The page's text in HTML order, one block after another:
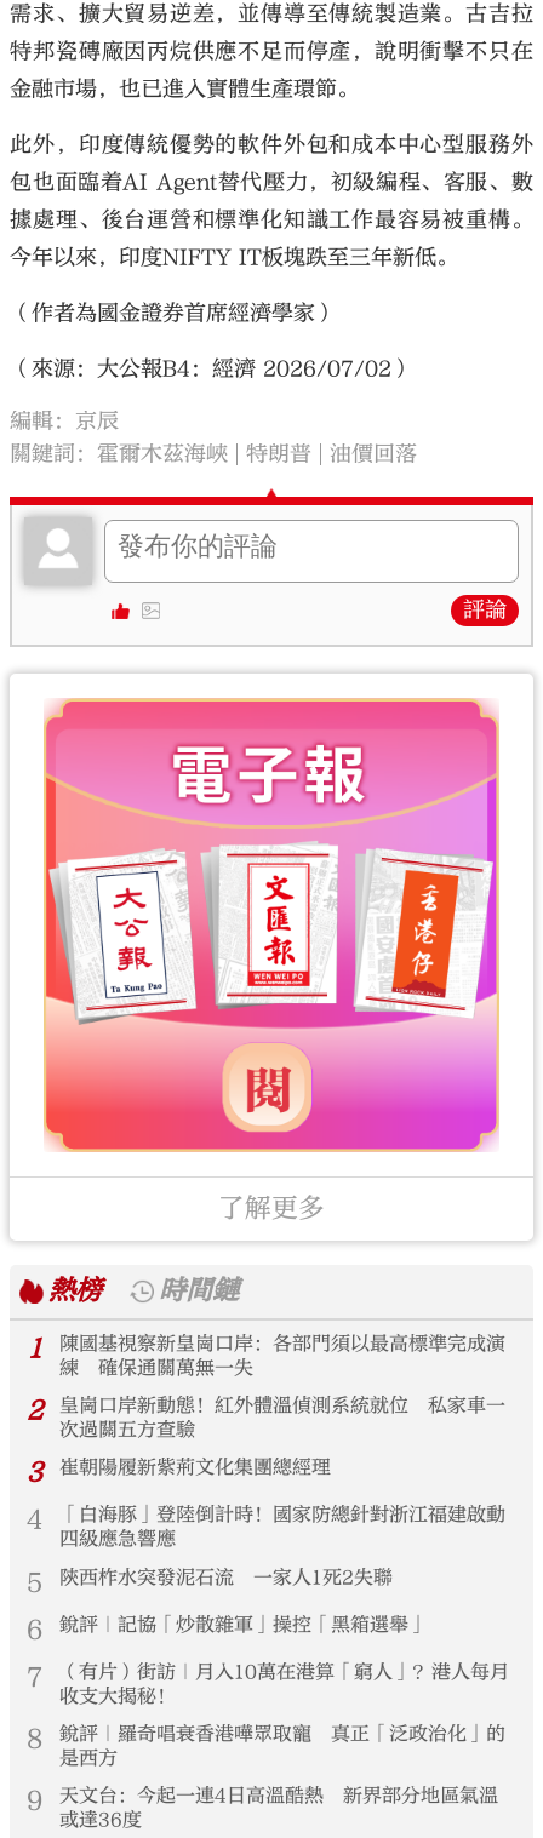
需求、擴大貿易逆差，並傳導至傳統製造業。古吉拉
特邦瓷磚廠因丙烷供應不足而停產，說明衝擊不只在
金融市場，也已進入實體生產環節。
此外，印度傳統優勢的軟件外包和成本中心型服務外
包也面臨着AI Agent替代壓力，初級編程、客服、數
據處理、後台運營和標準化知識工作最容易被重構。
今年以來，印度NIFTY IT板塊跌至三年新低。
（作者為國金證券首席經濟學家）
（來源：大公報B4：經濟 2026/07/02）
編輯：京辰
關鍵詞：霍爾木茲海峽 特朗普 油價回落
評論
了解更多
熱榜
時間鏈
1
陳國基視察新皇崗口岸：各部門須以最高標準完成演
練 確保通關萬無一失
2
皇崗口岸新動態！紅外體溫偵測系統就位 私家車一
次過關五方查驗
3 崔朝陽履新紫荊文化集團總經理
4
「白海豚」登陸倒計時！國家防總針對浙江福建啟動
四級應急響應
5 陝西柞水突發泥石流 一家人1死2失聯
6 銳評｜記協「炒散雜軍」操控「黑箱選舉」
7
（有片）街訪｜月入10萬在港算「窮人」？港人每月
收支大揭秘！
8
銳評｜羅奇唱衰香港嘩眾取寵 真正「泛政治化」的
是西方
9
天文台：今起一連4日高溫酷熱 新界部分地區氣溫
或達36度